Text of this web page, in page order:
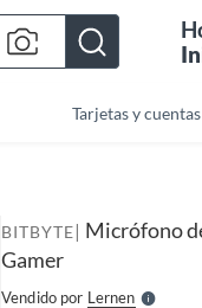
Tarjetas y cuentas
BITBYTE| Micrófono
Gamer
Vendido por LernenS
e
r